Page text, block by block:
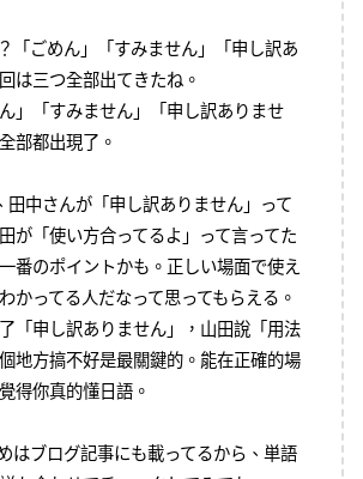
「ごめん」「すみません」「申し訳あ
は三つ全部出てきたね。
」「すみません」「申し訳ありませ
部都出現了。
田中さんが「申し訳ありません」って
が「使い方合ってるよ」って言ってた
番のポイントかも。正しい場面で使え
かってる人だなって思ってもらえる。
「申し訳ありません」，山田說「用法
地方搞不好是最關鍵的。能在正確的場
得你真的懂日語。
はブログ記事にも載ってるから、単語